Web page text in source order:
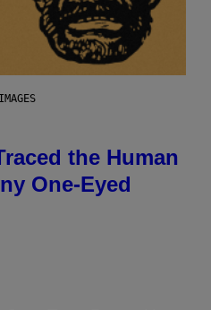
the Human
One-Eyed